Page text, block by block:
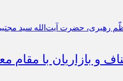
و بازاریان با